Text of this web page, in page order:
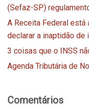
(Sefaz-SP)
A Receita Federal
declarar a inaptidão de
3 coisas que o INSS
Agenda Tributária de
Comentários